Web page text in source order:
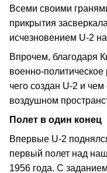
Всеми своими
прикрытия
исчезновением U-2
Впрочем, благодаря
военно-
чего создан U-2 и
воздушном
Полет в один конец
Впервые U-2
первый полет над
1956 года. С